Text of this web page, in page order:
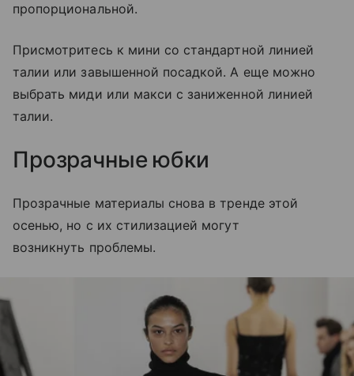
пропорциональной.
Присмотритесь к мини со стандартной линией
талии или завышенной посадкой. А еще можно
выбрать миди или макси с заниженной линией
талии.
Прозрачные юбки
Прозрачные материалы снова в тренде этой
осенью, но с их стилизацией могут
возникнуть проблемы.